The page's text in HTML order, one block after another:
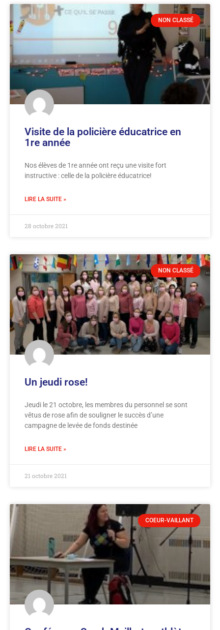
NON CLASSÉ
Visite de la policière éducatrice en
1re année
Nos élèves de 1re année ont reçu une visite fort
instructive : celle de la policière éducatrice!
LIRE LA SUITE »
28 octobre 2021
NON CLASSÉ
Un jeudi rose!
Jeudi le 21 octobre, les membres du personnel se sont
vêtus de rose afin de souligner le succès d’une
campagne de levée de fonds destinée
LIRE LA SUITE »
21 octobre 2021
COEUR-VAILLANT